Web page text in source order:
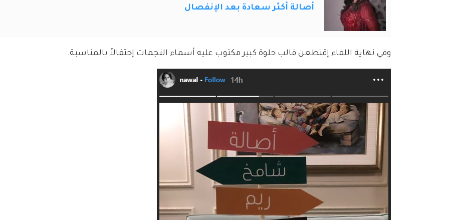
أصالة أكثر سعادة بعد الإنفصال
وفي نهاية اللقاء إقتطعن قالب حلوة كبير مكتوب عليه أسماء النجمات إحتفالاً بالمناسبة.